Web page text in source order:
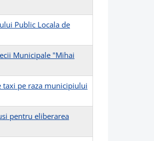
Public Locala de
Municipale "Mihai
taxi pe raza municipiului
pentru eliberarea